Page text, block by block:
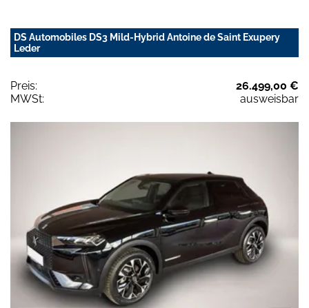
DS Automobiles DS3 Mild-Hybrid Antoine de Saint Exupery
Leder
Preis:
26.499,00 €
MWSt:
ausweisbar